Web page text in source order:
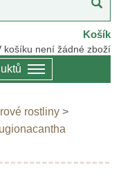
Košík
košíku není žádné zboží
rostliny >